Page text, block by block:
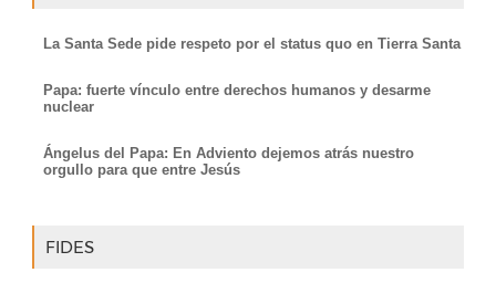
La Santa Sede pide respeto por el status quo en Tierra Santa
Papa: fuerte vínculo entre derechos humanos y desarme
nuclear
Ángelus del Papa: En Adviento dejemos atrás nuestro
orgullo para que entre Jesús
FIDES